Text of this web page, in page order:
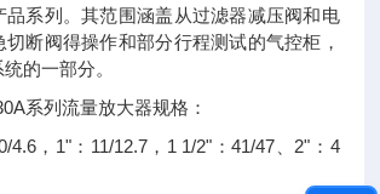
品系列。其范围涵盖从过滤器减压阀和电
断阀得操作和部分行程测试的气控柜，
的一部分。
系列流量放大器规格：
4.6，1"：11/12.7，1 1/2"：41/47、2"：4